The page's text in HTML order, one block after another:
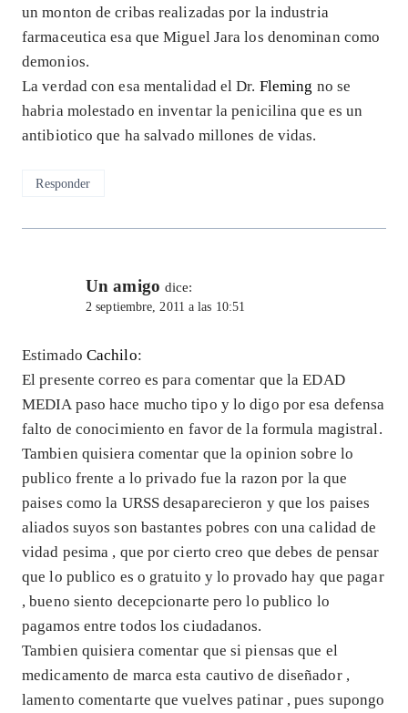
un monton de cribas realizadas por la industria
farmaceutica esa que Miguel Jara los denominan como
demonios.
La verdad con esa mentalidad el Dr. Fleming no se
habria molestado en inventar la penicilina que es un
antibiotico que ha salvado millones de vidas.
Responder
Un amigo dice:
2 septiembre, 2011 a las 10:51
Estimado Cachilo:
El presente correo es para comentar que la EDAD
MEDIA paso hace mucho tipo y lo digo por esa defensa
falto de conocimiento en favor de la formula magistral.
Tambien quisiera comentar que la opinion sobre lo
publico frente a lo privado fue la razon por la que
paises como la URSS desaparecieron y que los paises
aliados suyos son bastantes pobres con una calidad de
vidad pesima , que por cierto creo que debes de pensar
que lo publico es o gratuito y lo provado hay que pagar
, bueno siento decepcionarte pero lo publico lo
pagamos entre todos los ciudadanos.
Tambien quisiera comentar que si piensas que el
medicamento de marca esta cautivo de diseñador ,
lamento comentarte que vuelves patinar , pues supongo